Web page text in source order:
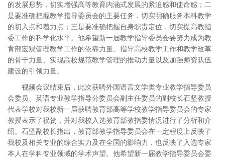
的发展形势，切实增强高等教育内涵式发展的紧迫感和使命感；二
是要准确把握教学指导委员会的主要任务，切实明确服务本科教学
的切入点和着力点；三是要准确把握自身职责定位，切实提高教指
委工作的科学化水平。他希望新一届教学指导委员会要努力成为教
育部宏观管理教学工作的依靠力量、指导高校教学工作和教学改革
的骨干力量、实现高校规范教学管理的推动力量以及加强师资队伍
建设的引领力量。
视频会议结束后，此次获聘外国语言文学类专业教学指导委员
会委员、英语专业教学指导分委员会副主任委员的副校长石坚教授
代表学校对我校新一届获聘教育部高等学校教学指导委员会的专家
教授表示了祝贺，并对我校入选教育部教指委情况进行了分析和介
绍。石坚副校长指出，教育部教学指导委员会在一定程度上反映了
我校及相关专业的综合实力及在全国的影响力，也反映了入选专家
本人在学科专业领域的学术声望。他希望新一届教学指导委员会委